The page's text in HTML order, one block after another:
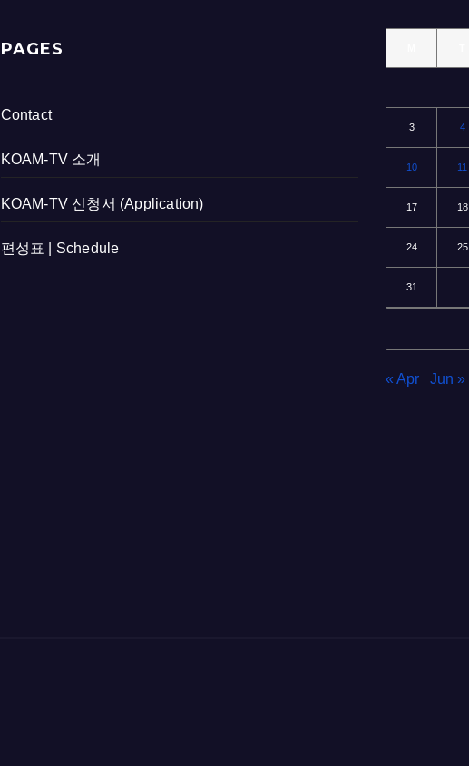
PAGES
Contact
KOAM-TV 소개
KOAM-TV 신청서 (Application)
편성표 | Schedule
3 4
10 11
17 18
24 25
31
« Apr Jun »